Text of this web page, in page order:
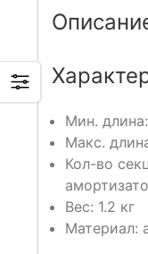
Мин.
Макс.
Кол-во
Вес: 1.2 кг
Материал: